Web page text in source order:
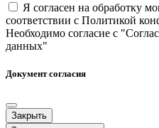
Я согласен на обработку
соответствии с Политикой
Необходимо согласие с
данных"
Документ согласия
Закрыть